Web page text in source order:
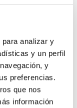
analizar y
y un perfil
y
preferencias.
que nos
información
en
EN